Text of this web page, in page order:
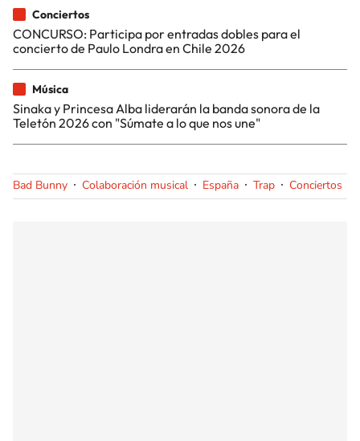
Conciertos
CONCURSO: Participa por entradas dobles para el
concierto de Paulo Londra en Chile 2026
Música
Sinaka y Princesa Alba liderarán la banda sonora de la
Teletón 2026 con "Súmate a lo que nos une"
Bad Bunny Colaboración musical España Trap Conciertos